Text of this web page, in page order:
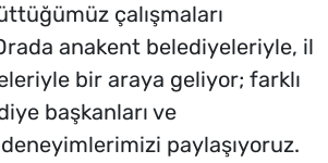
çalışmaları
anakent belediyeleriyle, il
bir araya geliyor; farklı
başkanları ve
paylaşıyoruz.